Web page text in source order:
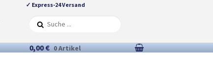
✓ Express-24 Versand
0,00 € 0 Artikel